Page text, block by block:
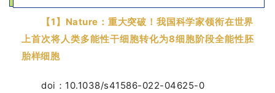
【1】Nature：重大突破！我国科学家领衔在世界
上首次将人类多能性干细胞转化为8细胞阶段全能性胚
胎样细胞
doi：10.1038/s41586-022-04625-0